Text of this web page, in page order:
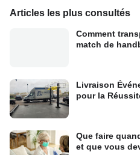
Articles les plus consultés
Comment
match de
Livraison
pour la
Que faire
et que vous